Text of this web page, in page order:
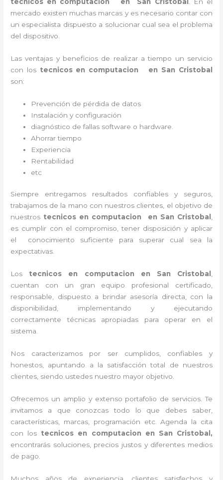
mercado existen muchas marcas y es necesario contar con
un especialista dispuesto a solucionar cual sea el problema
del dispositivo.
Las ventajas y beneficios de realizar a tiempo un servicio
con los tecnicos en computacion en San Cristobal
son:
Prevención de pérdida de datos
Instalación y configuración
diagnóstico de fallas software o hardware
Ahorrar tiempo
Experiencia
Rentabilidad
etc
Siempre entregamos resultados confiables y seguros,
trabajamos de la mano con nuestros clientes, el objetivo de
nuestros tecnicos en computacion en San Cristobal
es cumplir con el compromiso, tener disposición y aplicar
el conocimiento suficiente para superar cual sea la
expectativas.
Los tecnicos en computacion en San Cristobal
cuentan con un gran equipo profesional certificado,
responsable, dispuesto a brindar asesoría directa, con la
disponibilidad, implementando y ejecutando
correctamente técnicas apropiadas para operar en el
sistema.
Nos caracterizamos por ser cumplidos, confiables y
honestos, apuntando a la satisfacción total de nuestros
clientes, siendo ustedes nuestro mayor objetivo.
Ofrecemos un amplio y extenso portafolio de servicios. Te
invitamos a que conozcas todo lo que debes saber,
características, marcas, programación etc. Agenda la cita
con los tecnicos en computacion en San Cristobal,
encontrarás soluciones, precios justos y diferentes medios
de pago.
Muchos años de experiencia, clientes satisfechos y